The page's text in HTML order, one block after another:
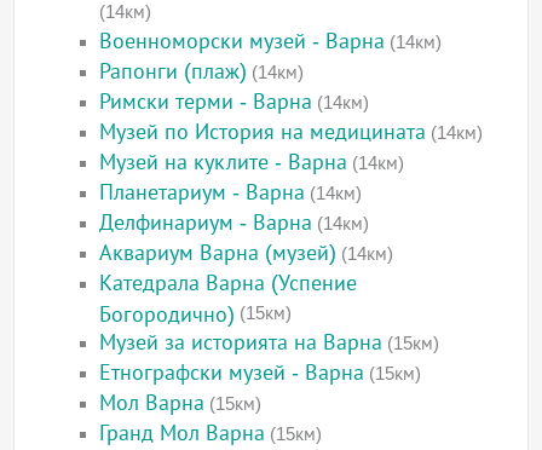
(14км)
Военноморски музей - Варна (14км)
Рапонги (плаж) (14км)
Римски терми - Варна (14км)
Музей по История на медицината (14км)
Музей на куклите - Варна (14км)
Планетариум - Варна (14км)
Делфинариум - Варна (14км)
Аквариум Варна (музей) (14км)
Катедрала Варна (Успение
Богородично) (15км)
Музей за историята на Варна (15км)
Етнографски музей - Варна (15км)
Мол Варна (15км)
Гранд Мол Варна (15км)